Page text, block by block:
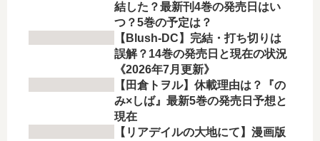
結した？最新刊4巻の発売日はい
つ？5巻の予定は？
【Blush-DC】完結・打ち切りは
誤解？14巻の発売日と現在の状況
《2026年7月更新》
【田倉トヲル】休載理由は？『の
み×しば』最新5巻の発売日予想と
現在
【リアデイルの大地にて】漫画版